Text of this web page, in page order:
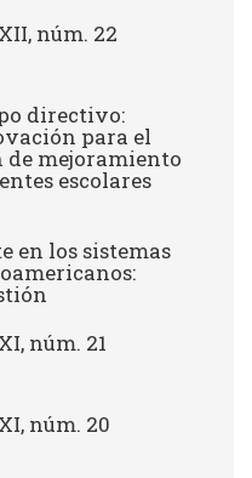
núm. 22
directivo:
para el
mejoramiento
escolares
en los sistemas
núm. 21
núm. 20